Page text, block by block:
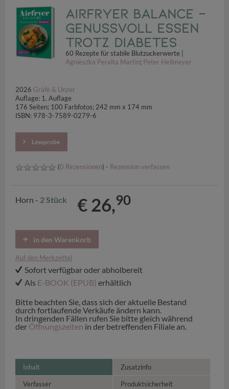
Airfryer Balance -
Genussvoll essen
trotz Diabetes
60 Rezepte für stabile Blutzuckerwerte |
Agnieszka Peralta Martin; Peter Heilmeyer
2026 Gräfe & Unzer
Auflage: 1. Auflage
176 Seiten; 100 Farbfotos; 242 mm x 174 mm
ISBN: 978-3-7589-0279-6
Leseprobe
(0 Rezensionen) - Rezension verfassen
Horn - 2 Stück € 26,90
in den Warenkorb
Auf den Merkzettel
Sofort verfügbar oder abholbereit
Als E-BOOK (EPUB) erhältlich
Bitte beachten Sie, dass sich der aktuelle Bestand
durch fortlaufende Verkäufe ändern kann.
In dringenden Fällen rufen Sie bitte gleich während
der Öffnungszeiten in der betreffenden Filiale an.
Inhalt Zusatzinfo
Verfasser Produktsicherheit